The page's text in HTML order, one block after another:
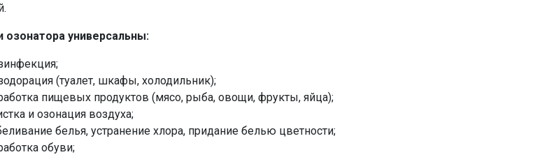
озонатора универсальны:
(туалет, шкафы, холодильник);
пищевых продуктов (мясо, рыба, овощи, фрукты, яйца);
и озонация воздуха;
белья, устранение хлора, придание белью цветности;
обуви;